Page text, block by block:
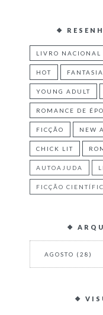
❖
LIVRO NACIONAL
HOT
YOUNG ADULT
ROMANCE DE
FICÇÃO NEW
CHICK LIT
AUTOAJUDA
FICÇÃO
❖
❖